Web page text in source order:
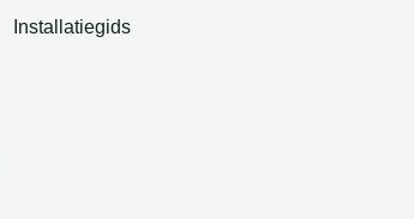
Installatiegids